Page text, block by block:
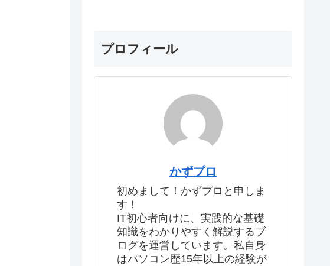
プロフィール
かずプロ
初めまして！かずプロと申しま
す！
IT初心者向けに、実践的な基礎
知識をわかりやすく解説するブ
ログを運営しています。私自身
はパソコン歴15年以上の経験が